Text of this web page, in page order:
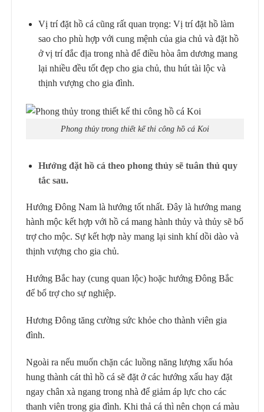
Vị trí đặt hồ cá cũng rất quan trọng: Vị trí đặt hồ làm
sao cho phù hợp với cung mệnh của gia chủ và đặt hồ
ở vị trí đắc địa trong nhà để điều hòa âm dương mang
lại nhiều đều tốt đẹp cho gia chủ, thu hút tài lộc và
thịnh vượng cho gia đình.
Phong thủy trong thiết kế thi công hồ cá Koi
Hướng đặt hồ cá theo phong thủy sẽ tuân thủ quy
tắc sau.
Hướng Đông Nam là hướng tốt nhất. Đây là hướng mang
hành mộc kết hợp với hồ cá mang hành thủy và thủy sẽ bổ
trợ cho mộc. Sự kết hợp này mang lại sinh khí dồi dào và
thịnh vượng cho gia chủ.
Hướng Bắc hay (cung quan lộc) hoặc hướng Đông Bắc
để bổ trợ cho sự nghiệp.
Hương Đông tăng cường sức khỏe cho thành viên gia
đình.
Ngoài ra nếu muốn chặn các luồng năng lượng xấu hóa
hung thành cát thì hồ cá sẽ đặt ở các hướng xấu hay đặt
ngay chân xà ngang trong nhà để giảm áp lực cho các
thanh viên trong gia đình. Khi thả cá thì nên chọn cá màu